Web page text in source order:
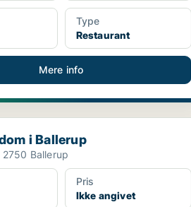
Type
Restaurant
Mere info
Ballerup
i Ballerup
Ballerup
Pris
Ikke angivet